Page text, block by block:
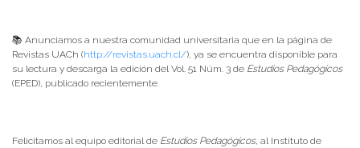
📚 Anunciamos a nuestra comunidad universitaria que en la página de
Revistas UACh (http://revistas.uach.cl/), ya se encuentra disponible para
su lectura y descarga la edición del Vol. 51 Núm. 3 de Estudios Pedagógicos
(EPED), publicado recientemente.
Felicitamos al equipo editorial de Estudios Pedagógicos, al Instituto de